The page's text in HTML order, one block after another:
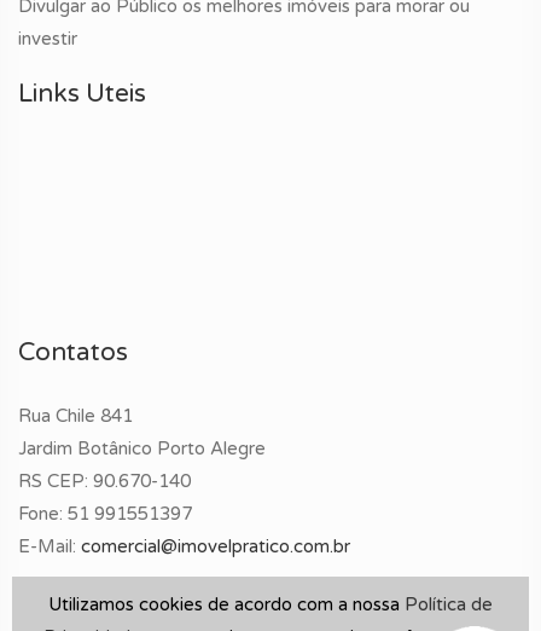
Divulgar ao Público os melhores imóveis para morar ou
investir
Links Uteis
Contatos
Rua Chile 841
Jardim Botânico Porto Alegre
RS CEP: 90.670-140
Fone: 51 991551397
E-Mail: comercial@imovelpratico.com.br
Utilizamos cookies de acordo com a nossa Política de